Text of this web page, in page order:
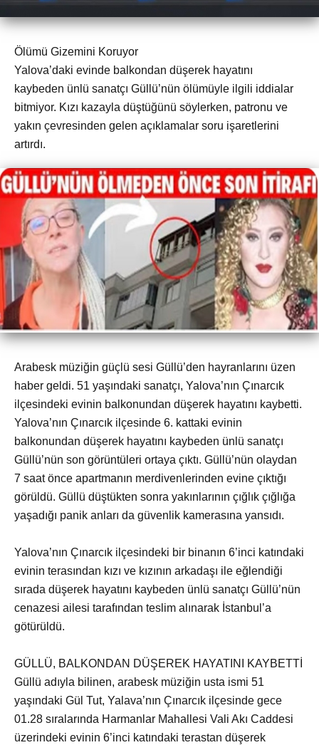
Ölümü Gizemini Koruyor
Yalova’daki evinde balkondan düşerek hayatını
kaybeden ünlü sanatçı Güllü’nün ölümüyle ilgili iddialar
bitmiyor. Kızı kazayla düştüğünü söylerken, patronu ve
yakın çevresinden gelen açıklamalar soru işaretlerini
artırdı.
Arabesk müziğin güçlü sesi Güllü’den hayranlarını üzen
haber geldi. 51 yaşındaki sanatçı, Yalova’nın Çınarcık
ilçesindeki evinin balkonundan düşerek hayatını kaybetti.
Yalova’nın Çınarcık ilçesinde 6. kattaki evinin
balkonundan düşerek hayatını kaybeden ünlü sanatçı
Güllü’nün son görüntüleri ortaya çıktı. Güllü’nün olaydan
7 saat önce apartmanın merdivenlerinden evine çıktığı
görüldü. Güllü düştükten sonra yakınlarının çığlık çığlığa
yaşadığı panik anları da güvenlik kamerasına yansıdı.
Yalova’nın Çınarcık ilçesindeki bir binanın 6’inci katındaki
evinin terasından kızı ve kızının arkadaşı ile eğlendiği
sırada düşerek hayatını kaybeden ünlü sanatçı Güllü’nün
cenazesi ailesi tarafından teslim alınarak İstanbul’a
götürüldü.
GÜLLÜ, BALKONDAN DÜŞEREK HAYATINI KAYBETTİ
Güllü adıyla bilinen, arabesk müziğin usta ismi 51
yaşındaki Gül Tut, Yalava’nın Çınarcık ilçesinde gece
01.28 sıralarında Harmanlar Mahallesi Vali Akı Caddesi
üzerindeki evinin 6’inci katındaki terastan düşerek